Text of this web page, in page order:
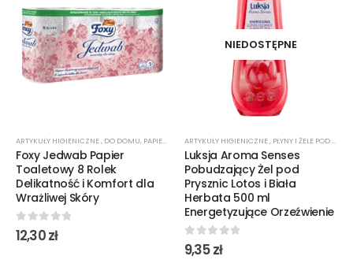
ARTYKUŁY HIGIENICZNE, DO DOMU, PAPIER TOALETOWY
Foxy Jedwab Papier
Toaletowy 8 Rolek
Delikatność i Komfort dla
Wrażliwej Skóry
0out of 5
12,30zł
NIEDOSTĘPNE
ARTYKUŁY HIGIENICZNE, PŁYNY I ŻELE POD PRYSZNIC
Luksja Aroma Senses
Pobudzający Żel pod
Prysznic Lotos i Biała
Herbata 500 ml
Energetyzujące Orzeźwienie
0out of 5
9,35zł